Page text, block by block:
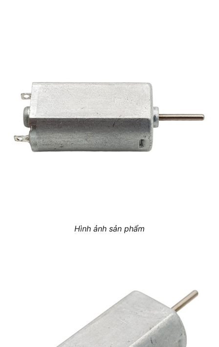
Hình ảnh sản phẩm